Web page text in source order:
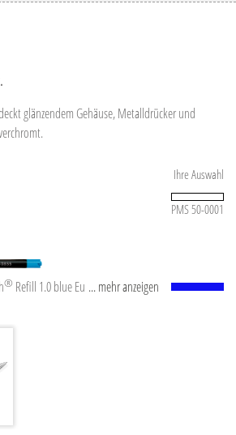
glänzendem Gehäuse, Metalldrücker und
Ihre Auswahl
PMS 50-0001
® Refill 1.0 blue Europäische
Neusilberspitze und
Schreibpaste nach ISO-Norm. Die
vermittelt ein angenehmes und
... mehr anzeigen